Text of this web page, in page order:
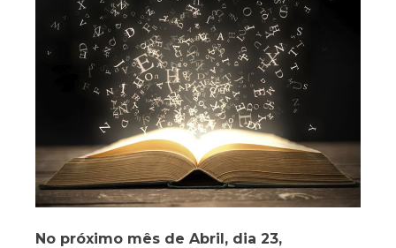
No próximo mês de Abril, dia 23,